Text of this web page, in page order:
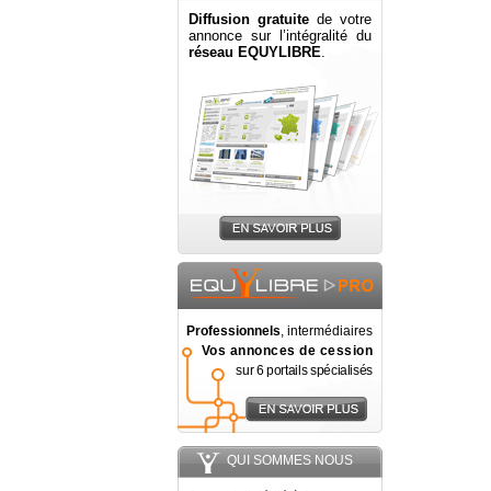
Diffusion gratuite de votre
annonce sur l’intégralité du
réseau EQUYLIBRE.
Professionnels, intermédiaires
Vos annonces de cession
sur 6 portails spécialisés
QUI SOMMES NOUS